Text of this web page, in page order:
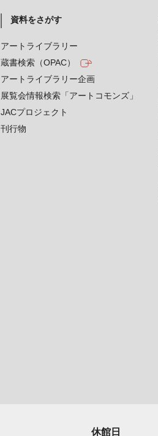
資料をさがす
アートライブラリー
蔵書検索（OPAC）
アートライブラリー企画
展覧会情報検索「アートコモンズ」
JACプロジェクト
刊行物
休館日